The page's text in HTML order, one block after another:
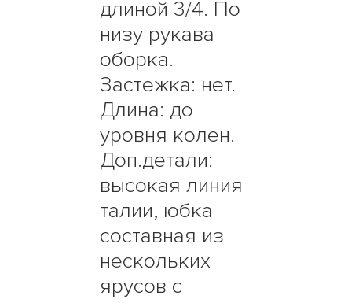
длиной 3/4. По
низу рукава
оборка.
Застежка: нет.
Длина: до
уровня колен.
Доп.детали:
высокая линия
талии, юбка
составная из
нескольких
ярусов с